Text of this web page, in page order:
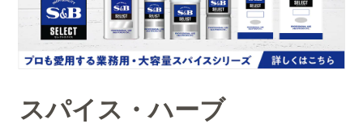
スパイス・ハーブ